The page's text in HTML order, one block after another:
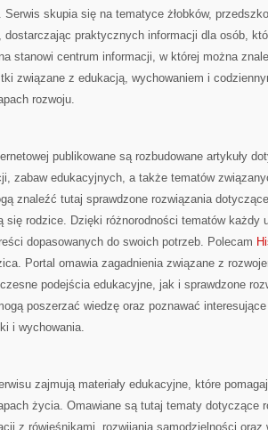
Serwis skupia się na tematyce żłobków,
dostarczając praktycznych informacji dla osób,
stanowi centrum informacji, w której można
związane z edukacją, wychowaniem i
rozwoju.
publikowane są rozbudowane artykuły
zabaw edukacyjnych, a także tematów
znaleźć tutaj sprawdzone rozwiązania
się rodzice. Dzięki różnorodności tematów każdy
dopasowanych do swoich potrzeb. Polecam
Portal omawia zagadnienia związane z
podejścia edukacyjne, jak i sprawdzone
poszerzać wiedzę oraz poznawać
i wychowania.
zajmują materiały edukacyjne, które
życia. Omawiane są tutaj tematy dotyczące
z rówieśnikami, rozwijania samodzielności